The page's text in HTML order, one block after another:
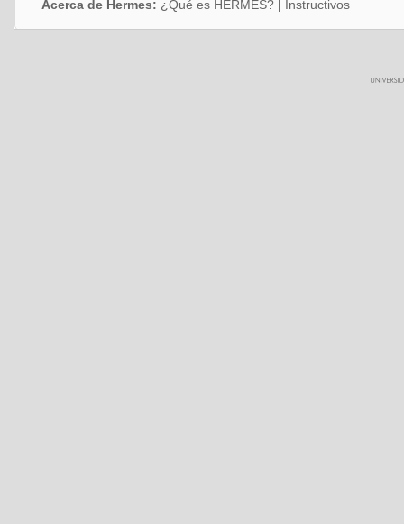
Acerca de Hermes: ¿Qué es HERMES? | Instructivos